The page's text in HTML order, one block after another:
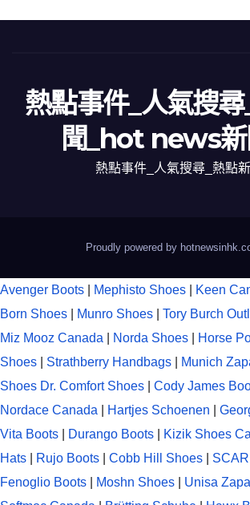
熱點事件_人氣搜
聞_hot news
熱點事件_人氣搜尋_熱點
Proudly powered by
Avenger Boots Mephisto Shoes Keen
Born Shoes
Munro Shoes Tory Burch
Miz Mooz Canada
Norda Shoes Horse
Shoes
Strathberry Handbags Munich
Shoes Dr. Comfort Shoes Cody James
Nordace Canada
Hartjes Schoenen
Vita Boots
Durango Boots Kizik Shoes
Hats
Rujo Boots Cobb Hill Shoes
Fenoglio Boots
Moshn Shoes Unisa